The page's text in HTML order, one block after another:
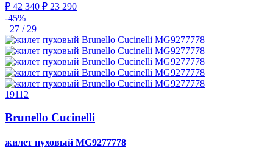
₽ 42 340 ₽ 23 290
-45%
27 / 29
19112
Brunello Cucinelli
жилет пуховый MG9277778